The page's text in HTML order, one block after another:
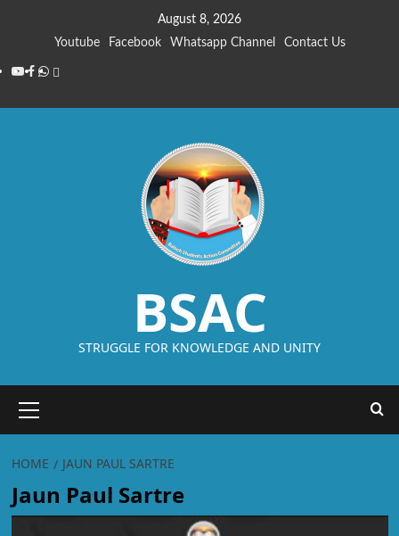
August 8, 2026
Youtube
Facebook Whatsapp Channel Contact Us
BSAC
STRUGGLE FOR KNOWLEDGE AND UNITY
HOME JAUN PAUL SARTRE
Jaun Paul Sartre